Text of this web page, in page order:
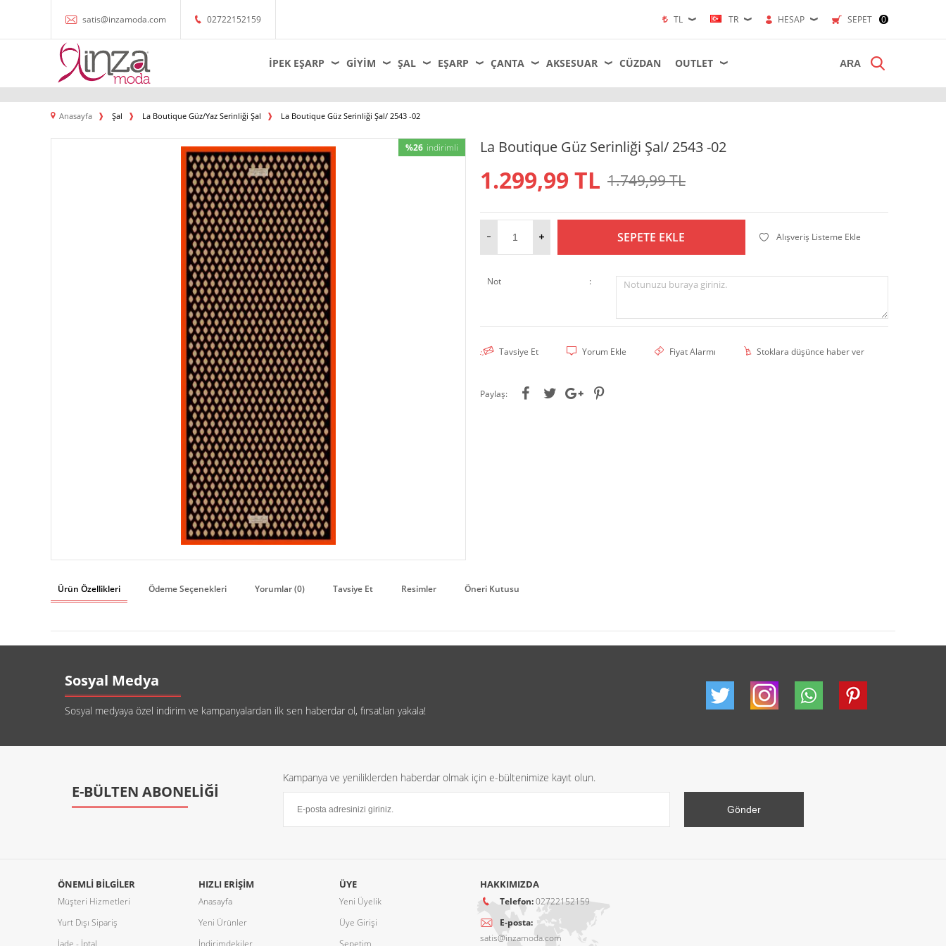
satis@inzamoda.com 02722152159 SEPET 0
HESAP
TR
TL
İPEK EŞARP GIYIM ŞAL EŞARP ÇANTA AKSESUAR CÜZDAN OUTLET
Anasayfa Şal La Boutique Güz/Yaz Serinliği Şal La Boutique Güz Serinliği Şal/ 2543 -02
%26 indirimli La Boutique Güz Serinliği Şal/ 2543 -02
1.299,99TL 1.749,99TL
SEPETE EKLE Alışveriş Listeme Ekle
Not : Notunuzu buraya giriniz.
Tavsiye Et Yorum Ekle Fiyat Alarmı Stoklara düşünce haber ver
Paylaş:
Ürün Özellikleri Ödeme Seçenekleri Yorumlar (0) Tavsiye Et Resimler Öneri Kutusu
Sosyal Medya
Sosyal medyaya özel indirim ve kampanyalardan ilk sen haberdar ol, fırsatları yakala!
E-BÜLTEN ABONELİĞİ
Kampanya ve yeniliklerden haberdar olmak için e-bültenimize kayıt olun.
ÖNEMLI BILGILER
Müşteri Hizmetleri
Yurt Dışı Sipariş
İade - İptal
HIZLI ERIŞIM
Anasayfa
Yeni Ürünler
İndirimdekiler
ÜYE
Yeni Üyelik
Üye Girişi
Sepetim
HAKKIMIZDA
Telefon:02722152159
E-posta:
satis@inzamoda.com